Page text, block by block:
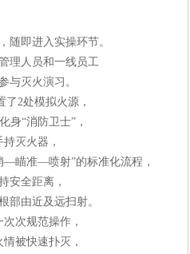
随即进入实操环节。
理人员和一线员工
与灭火演习。
了2处模拟火源，
身“消防卫士”，
持灭火器，
—瞄准—喷射”的标准化流程，
安全距离，
部由近及远扫射。
次次规范操作，
情被快速扑灭，